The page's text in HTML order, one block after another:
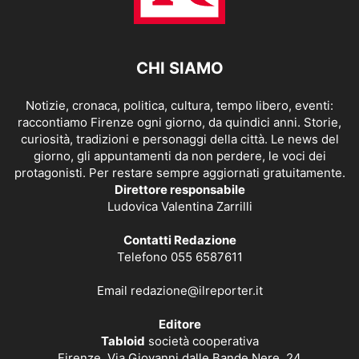
CHI SIAMO
Notizie, cronaca, politica, cultura, tempo libero, eventi:
raccontiamo Firenze ogni giorno, da quindici anni. Storie,
curiosità, tradizioni e personaggi della città. Le news del
giorno, gli appuntamenti da non perdere, le voci dei
protagonisti. Per restare sempre aggiornati gratuitamente.
Direttore responsabile
Ludovica Valentina Zarrilli
Contatti Redazione
Telefono 055 6587611
Email redazione@ilreporter.it
Editore
Tabloid società cooperativa